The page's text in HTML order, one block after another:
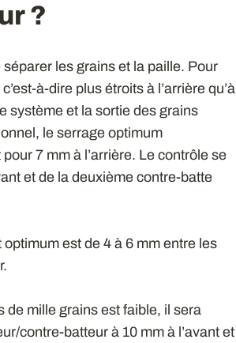
?
les grains et la paille. Pour
à-dire plus étroits à l’arrière qu’à
système et la sortie des grains
le serrage optimum
7 mm à l’arrière. Le contrôle se
et de la deuxième contre-batte
est de 4 à 6 mm entre les
de mille grains est faible, il sera
contre-batteur à 10 mm à l’avant et